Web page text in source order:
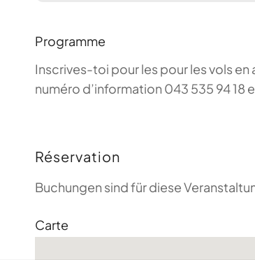
Programme
Inscrives-toi pour les pour les vols
numéro d’information 043 535 94 18
Réservation
Buchungen sind für diese
Carte